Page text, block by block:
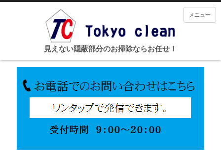
見えない隠蔽部分のお掃除ならお任せ！
メニュー